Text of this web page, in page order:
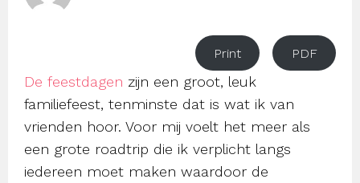
Print PDF
De feestdagen zijn een groot, leuk
familiefeest, tenminste dat is wat ik van
vrienden hoor. Voor mij voelt het meer als
een grote roadtrip die ik verplicht langs
iedereen moet maken waardoor de